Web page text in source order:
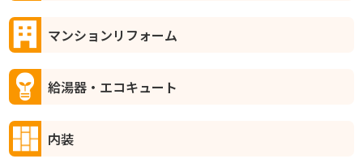
マンションリフォーム
給湯器・エコキュート
内装